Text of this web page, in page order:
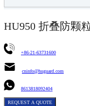
HU950 折叠防颗
+86-21-63731600
cninfo@huguard.com
8613818092404
REQUEST A QUOTE